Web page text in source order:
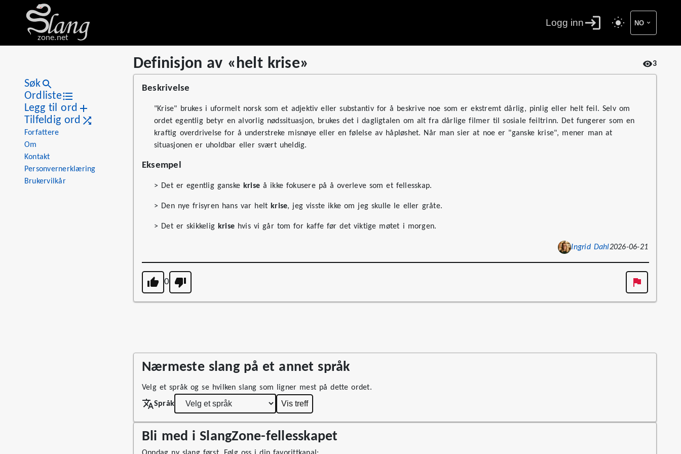
zone.net
Logg inn NO
Søk
Ordliste
Legg til ord
Tilfeldig ord
Forfattere
Om
Kontakt
Personvernerklæring
Brukervilkår
Definisjon av «helt krise»
3
Definisjon av «helt krise»
Stat
Value
Views
3
Definitions 1
First seen
2026
Beskrivelse
"Krise" brukes i uformelt norsk som et adjektiv eller substantiv for å beskrive noe som er ekstremt dårlig, pinlig eller helt feil. Selv om
ordet egentlig betyr en alvorlig nødssituasjon, brukes det i dagligtalen om alt fra dårlige filmer til sosiale feiltrinn. Det fungerer som en
kraftig overdrivelse for å understreke misnøye eller en følelse av håpløshet. Når man sier at noe er "ganske krise", mener man at
situasjonen er uholdbar eller svært uheldig.
Eksempel
> Det er egentlig ganske krise å ikke fokusere på å overleve som et fellesskap.
> Den nye frisyren hans var helt krise, jeg visste ikke om jeg skulle le eller gråte.
> Det er skikkelig krise hvis vi går tom for kaffe før det viktige møtet i morgen.
Ingrid Dahl2026-06-21
0
Nærmeste slang på et annet språk
Velg et språk og se hvilken slang som ligner mest på dette ordet.
Språk
Vis treff
Bli med i SlangZone-fellesskapet